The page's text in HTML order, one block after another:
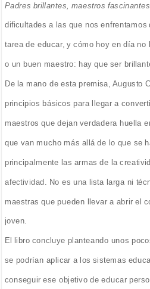
Padres brillantes, maestros fascinantes
dificultades a las que nos
tarea de educar, y cómo hoy en día no
o un buen maestro: hay que ser
De la mano de esta premisa, Augusto
principios básicos para llegar a
maestros que dejan verdadera huella
que van mucho más allá de lo que se
principalmente las armas de la
afectividad. No es una lista larga ni
maestras que pueden llevar a abrir el
joven.
El libro concluye planteando unos
se podrían aplicar a los sistemas
conseguir ese objetivo de educar